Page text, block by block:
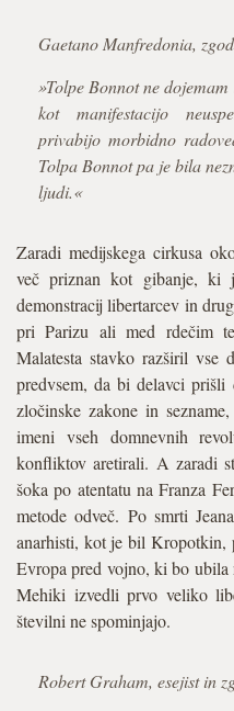
Gaetano Manfredonia,
»Tolpe Bonnot ne
kot manifestacijo
privabijo morbidno
Tolpa Bonnot pa je bila
ljudi.«
Zaradi medijskega cirkusa
več priznan kot gibanje, ki
demonstracij libertarcev in
pri Parizu ali med rdečim
Malatesta stavko razširil vse
predvsem, da bi delavci prišli
zločinske zakone in
imeni vseh domnevnih
konfliktov aretirali. A zaradi
šoka po atentatu na Franza
metode odveč. Po smrti
anarhisti, kot je bil Kropotkin,
Evropa pred vojno, ki bo ubila
Mehiki izvedli prvo veliko
številni ne spominjajo.
Robert Graham, esejist in